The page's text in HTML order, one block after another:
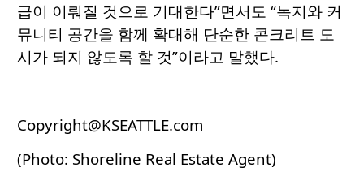
급이 이뤄질 것으로 기대한다”면서도 “녹지와 커
뮤니티 공간을 함께 확대해 단순한 콘크리트 도
시가 되지 않도록 할 것”이라고 말했다.
Copyright@KSEATTLE.com
(Photo: Shoreline Real Estate Agent)